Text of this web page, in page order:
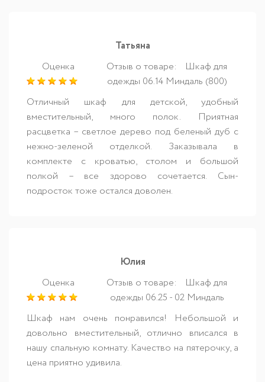
Татьяна
Оценка
Отзыв о товаре:
Шкаф для
одежды 06.14 Миндаль (800)
Отличный шкаф для детской, удобный
вместительный, много полок. Приятная
расцветка – светлое дерево под беленый дуб с
нежно-зеленой отделкой. Заказывала в
комплекте с кроватью, столом и большой
полкой – все здорово сочетается. Сын-
подросток тоже остался доволен.
Юлия
Оценка
Отзыв о товаре:
Шкаф для
одежды 06.25 - 02 Миндаль
Шкаф нам очень понравился! Небольшой и
довольно вместительный, отлично вписался в
нашу спальную комнату. Качество на пятерочку, а
цена приятно удивила.